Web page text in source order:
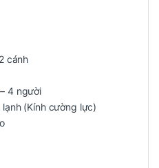
cánh
4 người
lạnh (Kính cường lực)